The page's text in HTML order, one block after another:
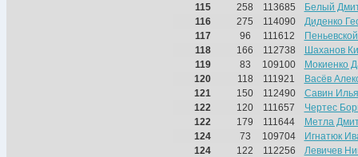
115
258 113685
Белый
116
275 114090
Диденко
117
96 111612
118
166 112738
Шаханов
119
83 109100
Мокиенко
120
118 111921
Васёв
121
150 112490
Савин Илья
122
120 111657
Чертес
122
179 111644
Метла
124
73 109704
Игнатюк
124
122 112256
Левичев